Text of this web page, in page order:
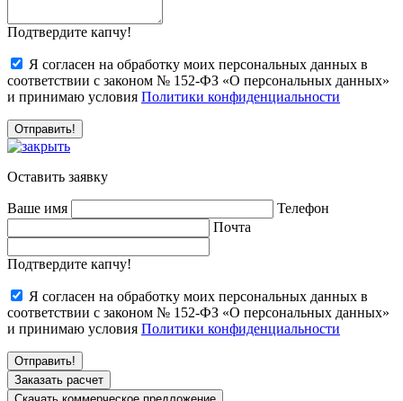
Подтвердите капчу!
Я согласен на обработку моих персональных данных в
соответствии с законом № 152-ФЗ «О персональных данных»
и принимаю условия Политики конфиденциальности
Оставить заявку
Ваше имя
Телефон
Почта
Подтвердите капчу!
Я согласен на обработку моих персональных данных в
соответствии с законом № 152-ФЗ «О персональных данных»
и принимаю условия Политики конфиденциальности
Заказать расчет